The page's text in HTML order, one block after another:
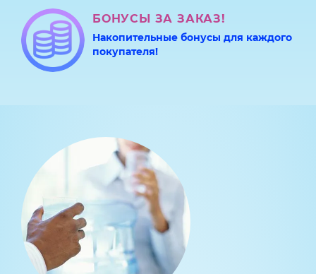
БОНУСЫ ЗА ЗАКАЗ!
Накопительные бонусы для каждого
покупателя!